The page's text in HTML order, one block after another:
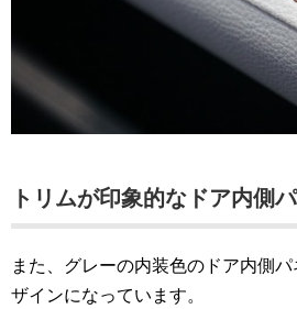
トリムが印象的なドア内側
また、グレーの内装色のドア内側
ザインになっています。